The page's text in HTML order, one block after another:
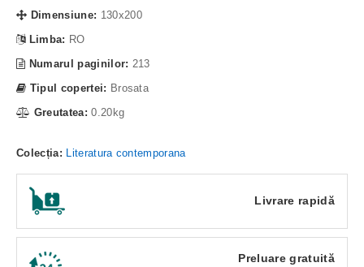
Dimensiune: 130x200
Limba: RO
Numarul paginilor: 213
Tipul copertei: Brosata
Greutatea: 0.20kg
Colecția: Literatura contemporana
Livrare rapidă
Preluare gratuită